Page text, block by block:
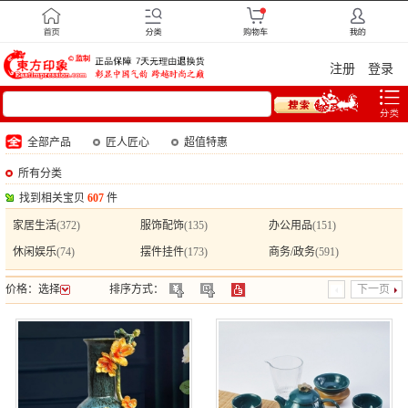
注册 登录
全部产品 匠人匠心 超值特惠
所有分类
找到相关宝贝 607 件
家居生活(372) 服饰配饰(135) 办公用品(151)
休闲娱乐(74) 摆件挂件(173) 商务/政务(591)
价格： 选择 排序方式： 下一页